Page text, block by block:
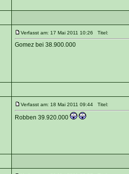
Verfasst am: 17 Mai 2011 10:26 Titel:
Gomez bei 38.900.000
Verfasst am: 18 Mai 2011 09:44 Titel:
Robben 39.920.000